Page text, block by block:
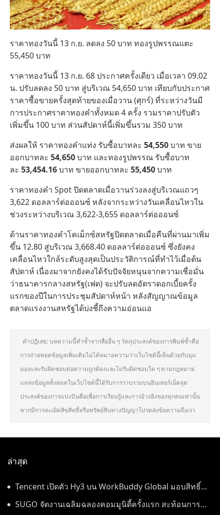
ราคาทองวันนี้ 13 ก.ย. ลดลง 50 บาท ทองรูปพรรณแตะ
55,450 บาท
ราคาทองวันนี้ 13 ก.ย. 68 ประกาศครั้งเดียว เมื่อเวลา 09.02
น. ปรับลดลง 50 บาท สู่บริเวณ 54,650 บาท เทียบกับประกาศ
ราคาซื้อขายครั้งสุดท้ายของเมื่อวาน (ศุกร์) ที่ระหว่างวันมี
การประกาศราคาทองคำทั้งหมด 4 ครั้ง รวมราคาปรับตัว
เพิ่มขึ้น 100 บาท ส่วนสัปดาห์นี้เพิ่มขึ้นรวม 350 บาท
ส่งผลให้ ราคาทองคำแท่ง รับซื้อบาทละ 54,550บาท ขาย
ออกบาทละ 54,650บาท และทองรูปพรรณ รับซื้อบาท
ละ 53,454.16บาท ขายออกบาทละ 55,450บาท
ราคาทองคำ Spot ปิดตลาดเมื่อวานร่วงลงสู่บริเวณแถวๆ
3,622 ดอลลาร์ต่อออนซ์ หลังจากระหว่างวันเคลื่อนไหวใน
ช่วงระหว่างบริเวณ 3,622-3,655 ดอลลาร์ต่อออนซ์
ด้านราคาทองคำโคเม็กซ์สหรัฐปิดตลาดเมื่อคืนที่ผ่านมาเพิ่ม
ขึ้น 12.80 สู่บริเวณ 3,668.40 ดอลลาร์ต่อออนซ์ ซึ่งยังคง
เคลื่อนไหวใกล้ระดับสูงสุดเป็นประวัติการณ์ที่ทำไว้เมื่อต้น
สัปดาห์ เนื่องมาจากยังคงได้รับปัจจัยหนุนจากความเชื่อมั่น
ว่าธนาคารกลางสหรัฐ(เฟด) จะปรับลดอัตราดอกเบี้ยครั้ง
แรกของปีในการประชุมสัปดาห์หน้า หลังสัญญาณข้อมูล
ตลาดแรงงานสหรัฐได้บ่งชี้ถึงความอ่อนแอ
คำปฏิเสธ: บทความนี้ทำซ้ำจากสื่ออื่น ๆ วัตถุประสงค์ของการพิมพ์ซ้ำคือ
การถ่ายทอดข้อมูลเพิ่มเติมไม่ได้หมายความว่าเว็บไซต์นี้เห็นด้วยกับมุม
มองและรับผิดชอบต่อความถูกต้องและไม่รับผิดชอบใด ๆ ตามกฎหมาย
แหล่งข้อมูลทั้งหมดในเว็บไซต์นี้ได้รับการรวบรวมบนอินเทอร์เน็ตจุด
ประสงค์ของการแบ่งปันคือเพื่อการเรียนรู้และการอ้างอิงของทุกคนเท่านั้น
หากมีการละเมิดลิขสิทธิ์หรือทรัพย์สินทางปัญญาโปรดส่งข้อความถึงเรา
ล่าสุด
Tencent เปิดตัว Hy3 บน WorkBuddy Global มอบสิทธิ์
เข้าใช้งาน AI Agentic Workspace ฟรีตลอดเดือนสิงหาคม
SUGO จัดงานเฉลิมฉลองคอมมูนิตี้ครั้งแรก สะท้อนการ